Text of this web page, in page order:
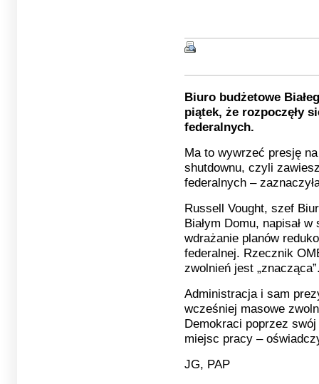
Biuro budżetowe
piątek, że rozpoczęły
federalnych.
Ma to wywrzeć presję
shutdownu, czyli
federalnych –
Russell Vought, szef
Białym Domu, napisał
wdrażanie planów
federalnej. Rzecznik
zwolnień jest
Administracja i sam
wcześniej masowe
Demokraci poprzez
miejsc pracy –
JG, PAP